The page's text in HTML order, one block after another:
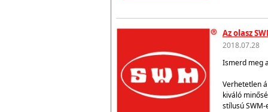
Az olasz
2018.07.28
Ismerd meg
Verhetetlen
kiváló
stílusú SWM-